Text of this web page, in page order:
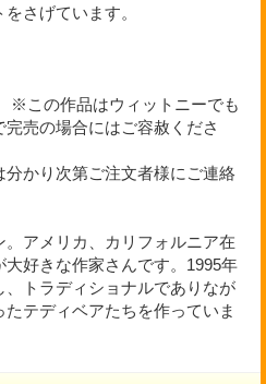
さげています。
※ この作品はウィットニーでも
売の場合にはご容赦くださ
分かり次第ご注文者様にご連絡
アメリカ、カリフォルニア在
好きな作家さんです。1995年
トラディショナルでありなが
テディベアたちを作っていま